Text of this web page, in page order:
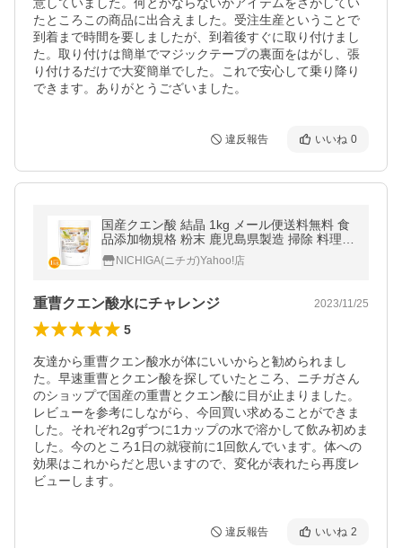
たところこの商品に出合えました。受注生産ということで
到着まで時間を要しましたが、到着後すぐに取り付けまし
た。取り付けは簡単でマジックテープの裏面をはがし、張
り付けるだけで大変簡単でした。これで安心して乗り降り
できます。ありがとうございました。
違反報告 いいね 0
国産クエン酸 結晶 1kg メール便送料無料 食
品添加物規格 粉末 鹿児島県製造 掃除 料理 N
ICHIGA ニチガ M01
NICHIGA(ニチガ)Yahoo!店
重曹クエン酸水にチャレンジ 2023/11/25
5
友達から重曹クエン酸水が体にいいからと勧められまし
た。早速重曹とクエン酸を探していたところ、ニチガさん
のショップで国産の重曹とクエン酸に目が止まりました。
レビューを参考にしながら、今回買い求めることができま
した。それぞれ2gずつに1カップの水で溶かして飲み初めま
した。今のところ1日の就寝前に1回飲んでいます。体への
効果はこれからだと思いますので、変化が表れたら再度レ
ビューします。
違反報告 いいね 2